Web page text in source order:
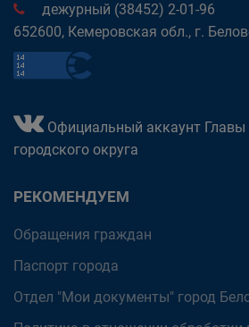
дежурный (38452) 2-01-96
652600, Кемеровская обл., г.
Официальный аккаунт Главы
городского округа
РЕКОМЕНДУЕМ
Обращения граждан
Паспорт города
Отдел "Мои документы" город